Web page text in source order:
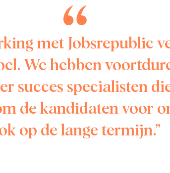
met Jobsrepublic
We hebben
succes specialisten
de kandidaten voor
op de lange termijn.”